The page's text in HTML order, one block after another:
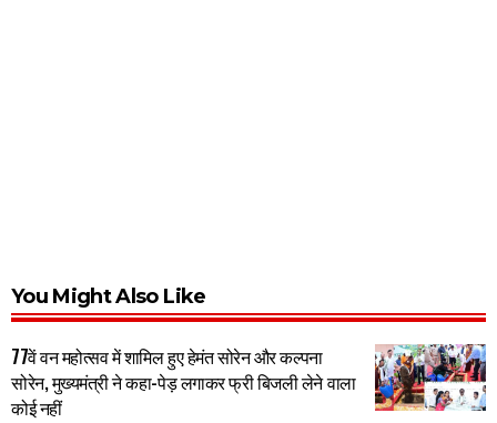
You Might Also Like
77वें वन महोत्सव में शामिल हुए हेमंत सोरेन और कल्पना
सोरेन, मुख्यमंत्री ने कहा-पेड़ लगाकर फ्री बिजली लेने वाला
कोई नहीं